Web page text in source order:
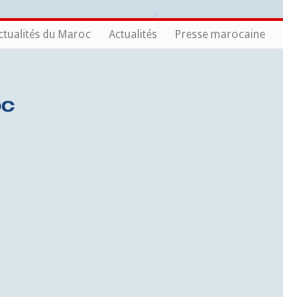
du Maroc Actualités Presse marocaine